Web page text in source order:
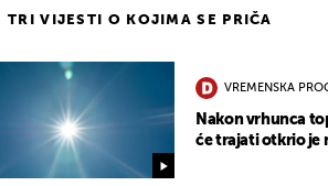
TRI VIJESTI O KOJIMA SE PRIČA
VREMENSKA
Nakon vrhunca
će trajati otkrio je